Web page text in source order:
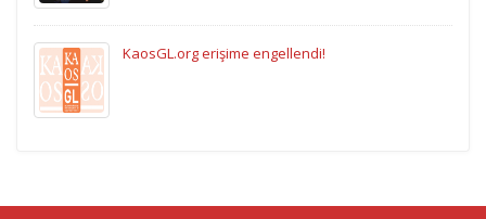
KaosGL.org erişime engellendi!